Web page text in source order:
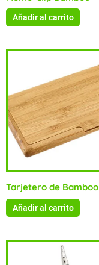
Añadir al carrito
Tarjetero de Bamboo
Añadir al carrito